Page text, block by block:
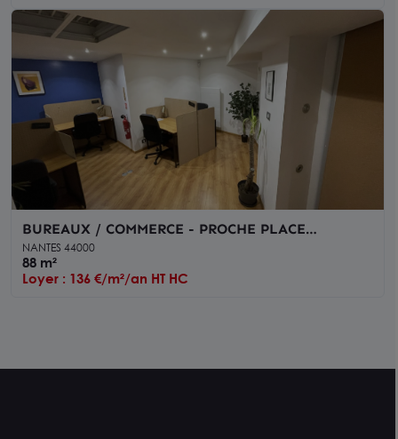
BUREAUX / COMMERCE - PROCHE PLACE
GRASLIN - NANTES
NANTES 44000
88 m²
Loyer : 136 €/m²/an HT HC